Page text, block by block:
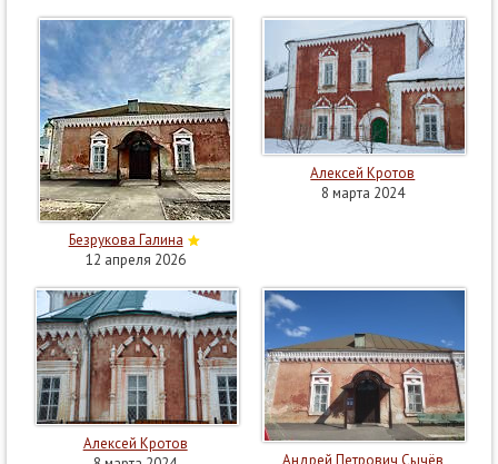
Безрукова Галина
12 апреля 2026
Алексей Кротов
8 марта 2024
Алексей Кротов
Андрей Петрович Сычёв